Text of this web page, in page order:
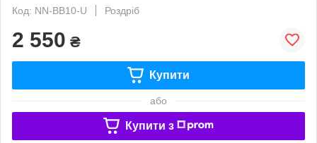
Код: NN-BB10-U
Роздріб
2 550 ₴
Купити
або
Купити з